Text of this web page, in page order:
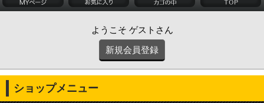
ようこそ ゲストさん
新規会員登録
ショップメニュー